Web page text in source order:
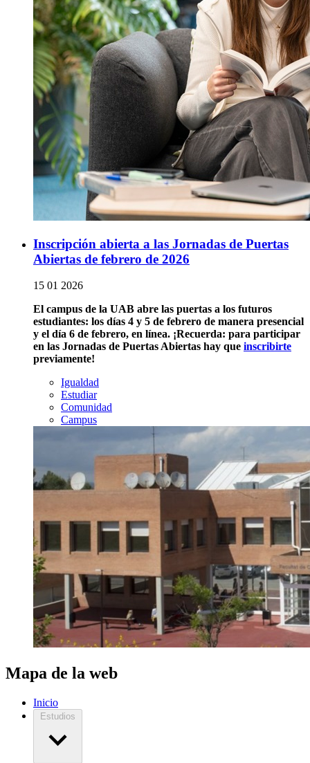
Inscripción abierta a las Jornadas de Puertas
Abiertas de febrero de 2026
15 01 2026
El campus de la UAB abre las puertas a los futuros
estudiantes: los días 4 y 5 de febrero de manera presencial
y el día 6 de febrero, en línea. ¡Recuerda: para participar
en las Jornadas de Puertas Abiertas hay que inscribirte
previamente!
Igualdad
Estudiar
Comunidad
Campus
Mapa de la web
Inicio
Estudios